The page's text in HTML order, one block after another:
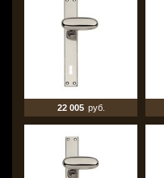
22 005 руб.